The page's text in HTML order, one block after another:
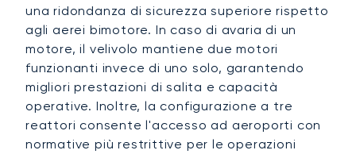
una ridondanza di sicurezza superiore rispetto
agli aerei bimotore. In caso di avaria di un
motore, il velivolo mantiene due motori
funzionanti invece di uno solo, garantendo
migliori prestazioni di salita e capacità
operative. Inoltre, la configurazione a tre
reattori consente l'accesso ad aeroporti con
normative più restrittive per le operazioni